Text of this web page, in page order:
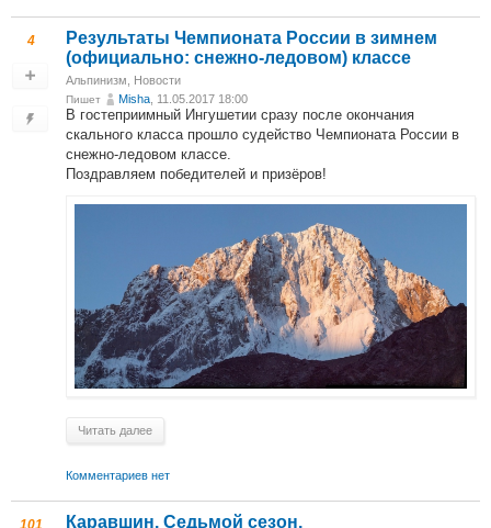
4
Результаты Чемпионата России в зимнем
(официально: снежно-ледовом) классе
Альпинизм Новости
Пишет Misha , 11.05.2017 18:00
В гостеприимный Ингушетии сразу после окончания
скального класса прошло судейство Чемпионата России в
снежно-ледовом классе.
Поздравляем победителей и призёров!
Читать далее
Комментариев нет
101 Каравшин. Седьмой сезон.